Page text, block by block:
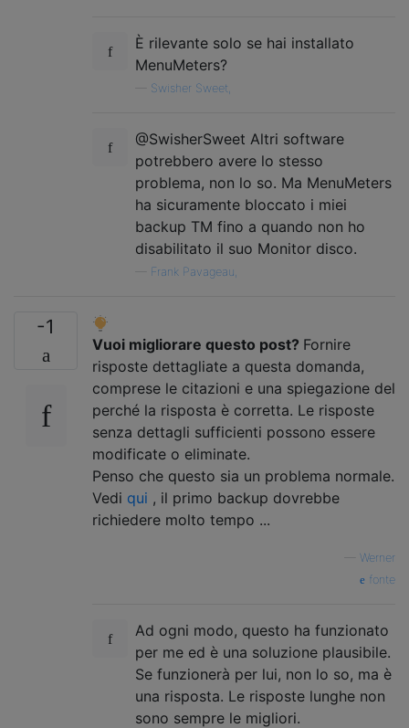
È rilevante solo se hai installato
MenuMeters?
Swisher Sweet,
@SwisherSweet Altri software
potrebbero avere lo stesso
problema, non lo so. Ma MenuMeters
ha sicuramente bloccato i miei
backup TM fino a quando non ho
disabilitato il suo Monitor disco.
Frank Pavageau,
-1
Vuoi migliorare questo post? Fornire
risposte dettagliate a questa domanda,
comprese le citazioni e una spiegazione del
perché la risposta è corretta. Le risposte
senza dettagli sufficienti possono essere
modificate o eliminate.
Penso che questo sia un problema normale.
Vedi qui , il primo backup dovrebbe
richiedere molto tempo ...
Werner
fonte
Ad ogni modo, questo ha funzionato
per me ed è una soluzione plausibile.
Se funzionerà per lui, non lo so, ma è
una risposta. Le risposte lunghe non
sono sempre le migliori.